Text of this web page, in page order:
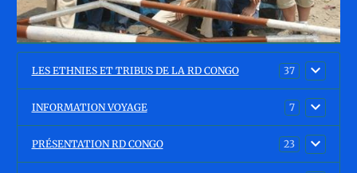
LES ETHNIES ET TRIBUS DE LA RD CONGO 37
INFORMATION VOYAGE 7
PRÉSENTATION RD CONGO 23